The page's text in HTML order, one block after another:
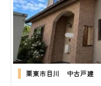
栗東市目川 中古戸建